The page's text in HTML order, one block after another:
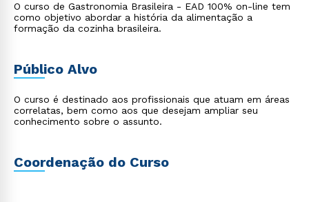
O curso de Gastronomia Brasileira - EAD 100% on-line tem
como objetivo abordar a história da alimentação a
formação da cozinha brasileira.
Público Alvo
O curso é destinado aos profissionais que atuam em áreas
correlatas, bem como aos que desejam ampliar seu
conhecimento sobre o assunto.
Coordenação do Curso